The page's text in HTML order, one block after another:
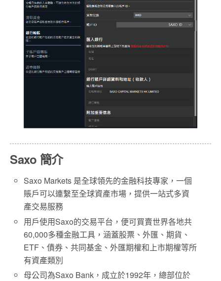
Saxo 簡介
Saxo Markets 是全球領先的金融科技專家，一個
賬戶可以連繫至全球資產市場，提供一站式多資
產交易服務
用戶使用Saxo的交易平台，便可買賣世界各地共
60,000多種金融工具，涵蓋股票、外匯、期貨、
ETF、債券、共同基金、外匯期權和上市期權等所
有資產類別
母公司為Saxo Bank，成立於1992年，總部位於